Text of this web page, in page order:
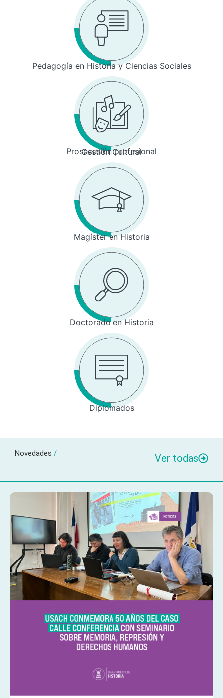
Pedagogía en Historia y Ciencias Sociales
Prosecusión profesional
Gestión Cultural
Magíster en Historia
Doctorado en Historia
Diplomados
Novedades / Ver todas